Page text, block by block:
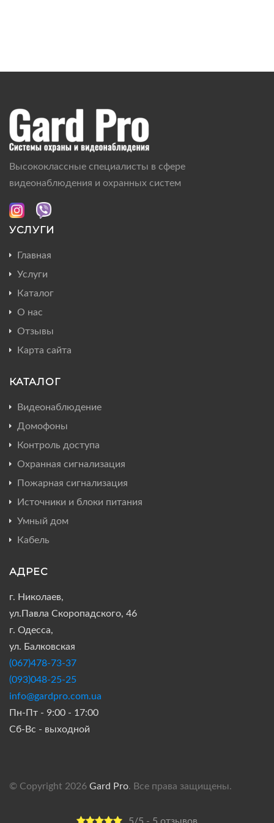
Высококлассные специалисты в сфере
видеонаблюдения и охранных систем
УСЛУГИ
Главная
Услуги
Каталог
О нас
Отзывы
Карта сайта
КАТАЛОГ
Видеонаблюдение
Домофоны
Контроль доступа
Охранная сигнализация
Пожарная сигнализация
Источники и блоки питания
Умный дом
Кабель
АДРЕС
г. Николаев,
ул.Павла Скоропадского, 46
г. Одесса,
ул. Балковская
(067)478-73-37
(093)048-25-25
info@gardpro.com.ua
Пн-Пт - 9:00 - 17:00
Сб-Вс - выходной
© Copyright 2026 Gard Pro. Все права защищены.
5/5 - 5 отзывов